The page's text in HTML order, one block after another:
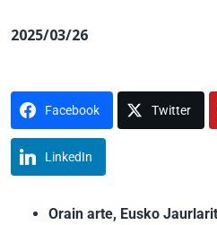
2025/03/26
Facebook Twitter
LinkedIn
Orain arte, Eusko